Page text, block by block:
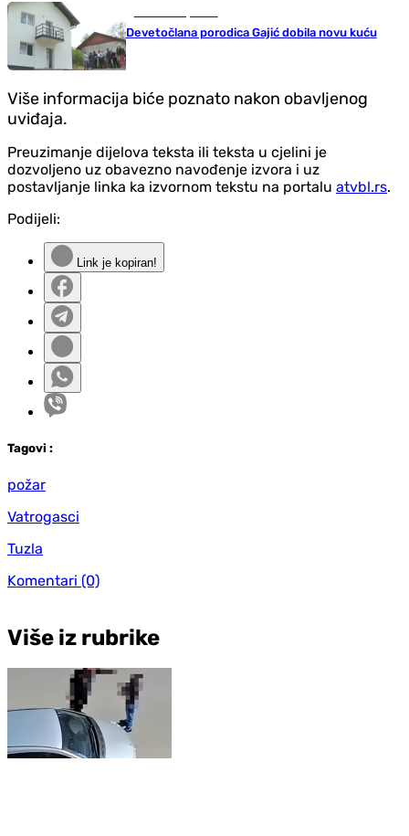
Devetočlana porodica Gajić dobila novu kuću
Više informacija biće poznato nakon obavljenog
uviđaja.
Preuzimanje dijelova teksta ili teksta u cjelini je
dozvoljeno uz obavezno navođenje izvora i uz
postavljanje linka ka izvornom tekstu na portalu atvbl.rs.
Podijeli:
Link je kopiran!
Tagovi :
požar
Vatrogasci
Tuzla
Komentari (0)
Više iz rubrike